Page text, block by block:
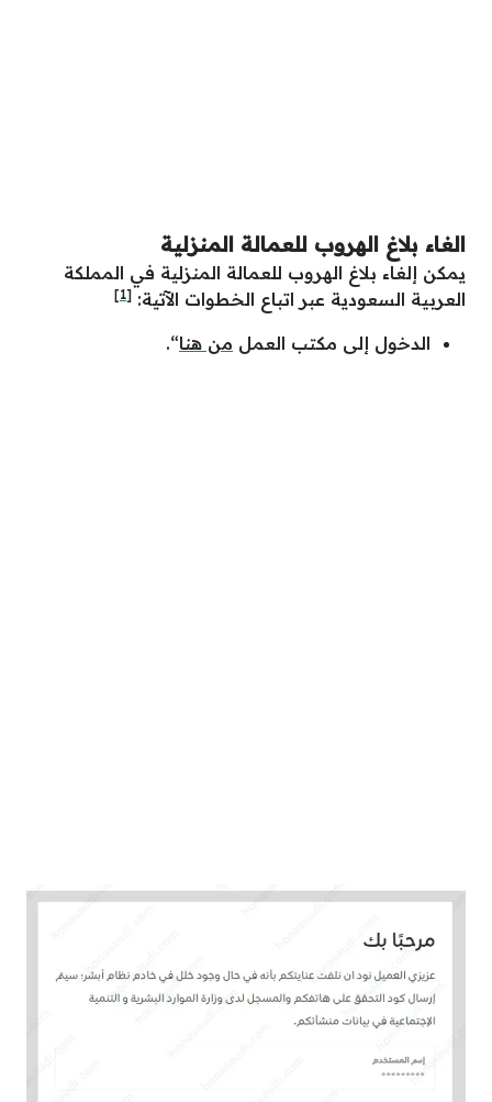
الغاء بلاغ الهروب للعمالة المنزلية
يمكن إلغاء بلاغ الهروب للعمالة المنزلية في المملكة
العربية السعودية عبر اتباع الخطوات الآتية: [1]
الدخول إلى مكتب العمل من هنا“.